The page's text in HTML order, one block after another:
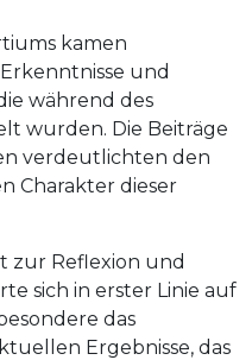
kamen
und
während des
wurden. Die Beiträge
verdeutlichten den
Charakter dieser
zur Reflexion und
sich in erster Linie auf
das
Ergebnisse, das